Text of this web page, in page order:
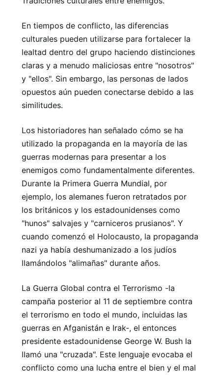
En tiempos de conflicto, las diferencias
culturales pueden utilizarse para fortalecer la
lealtad dentro del grupo haciendo distinciones
claras y a menudo maliciosas entre "nosotros"
y "ellos". Sin embargo, las personas de lados
opuestos aún pueden conectarse debido a las
similitudes.
Los historiadores han señalado cómo se ha
utilizado la propaganda en la mayoría de las
guerras modernas para presentar a los
enemigos como fundamentalmente diferentes.
Durante la Primera Guerra Mundial, por
ejemplo, los alemanes fueron retratados por
los británicos y los estadounidenses como
"hunos" salvajes y "carniceros prusianos". Y
cuando comenzó el Holocausto, la propaganda
nazi ya había deshumanizado a los judíos
llamándolos "alimañas" durante años.
La Guerra Global contra el Terrorismo -la
campaña posterior al 11 de septiembre contra
el terrorismo en todo el mundo, incluidas las
guerras en Afganistán e Irak-, el entonces
presidente estadounidense George W. Bush la
llamó una "cruzada". Este lenguaje evocaba el
conflicto como una lucha entre el bien y el mal